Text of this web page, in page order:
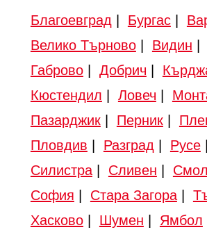
Благоевград Бургас|
Велико Търново| Видин
Габрово| Добрич
Кюстендил
Ловеч
Пазарджик| Перник|
Пловдив
Разград Русе|
Силистра| Сливен
София
Стара Загора|
Хасково| Шумен Ямбол